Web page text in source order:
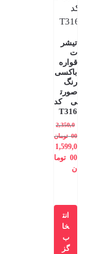
تیشر
ت
قواره
باکسی
رنگ
صورت
ی کد
T316
2,350,0
00 تومان
1,599,0
00 توما
ن
انت
خا
ب
گز